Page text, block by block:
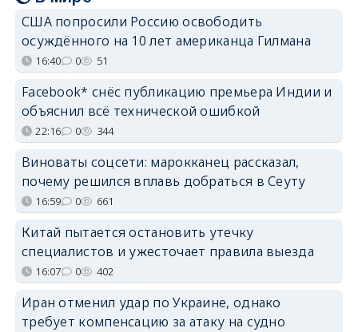
США попросили Россию освободить
осуждённого на 10 лет американца Гилмана
16:40 0 51
Facebook* снёс публикацию премьера Индии и
объяснил всё технической ошибкой
22:16 0 344
Виноваты соцсети: марокканец рассказал,
почему решился вплавь добраться в Сеуту
16:59 0 661
Китай пытается остановить утечку
специалистов и ужесточает правила выезда
16:07 0 402
Иран отменил удар по Украине, однако
требует компенсацию за атаку на судно